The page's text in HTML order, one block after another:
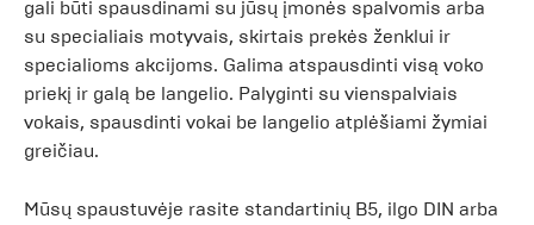
gali būti spausdinami su jūsų įmonės spalvomis arba
su specialiais motyvais, skirtais prekės ženklui ir
specialioms akcijoms. Galima atspausdinti visą voko
priekį ir galą be langelio. Palyginti su vienspalviais
vokais, spausdinti vokai be langelio atplėšiami žymiai
greičiau.
Mūsų spaustuvėje rasite standartinių B5, ilgo DIN arba